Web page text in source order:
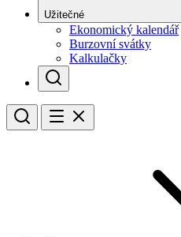
Užitečné
Ekonomický kalendář
Burzovní svátky
Kalkulačky